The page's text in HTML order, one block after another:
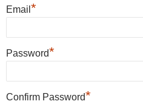
Email *
Password*
Confirm Password*